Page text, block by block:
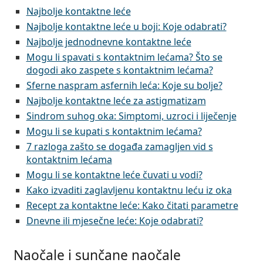
Najbolje kontaktne leće
Najbolje kontaktne leće u boji: Koje odabrati?
Najbolje jednodnevne kontaktne leće
Mogu li spavati s kontaktnim lećama? Što se
dogodi ako zaspete s kontaktnim lećama?
Sferne naspram asfernih leća: Koje su bolje?
Najbolje kontaktne leće za astigmatizam
Sindrom suhog oka: Simptomi, uzroci i liječenje
Mogu li se kupati s kontaktnim lećama?
7 razloga zašto se događa zamagljen vid s
kontaktnim lećama
Mogu li se kontaktne leće čuvati u vodi?
Kako izvaditi zaglavljenu kontaktnu leću iz oka
Recept za kontaktne leće: Kako čitati parametre
Dnevne ili mjesečne leće: Koje odabrati?
Naočale i sunčane naočale